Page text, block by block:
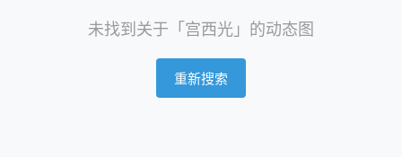
未找到关于「宫西光」的动态图
重新搜索